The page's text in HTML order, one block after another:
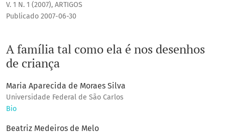
V. 1 N. 1 (2007), ARTIGOS
A família tal como ela é nos desenhos
de criança
Publicado 2007-06-30
Maria Aparecida de Moraes Silva
Universidade Federal de São Carlos
Bio
Beatriz Medeiros de Melo